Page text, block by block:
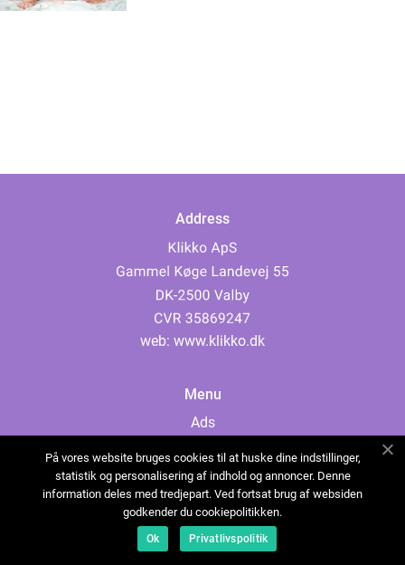
Address
web: www.klikko.dk
Menu
Ads
Cookies
Contact
Sitemap
På vores website bruges cookies til at huske dine indstillinger,
statistik og personalisering af indhold og annoncer. Denne
information deles med tredjepart. Ved fortsat brug af websiden
godkender du cookiepolitikken.
Ok Privatlivspolitik